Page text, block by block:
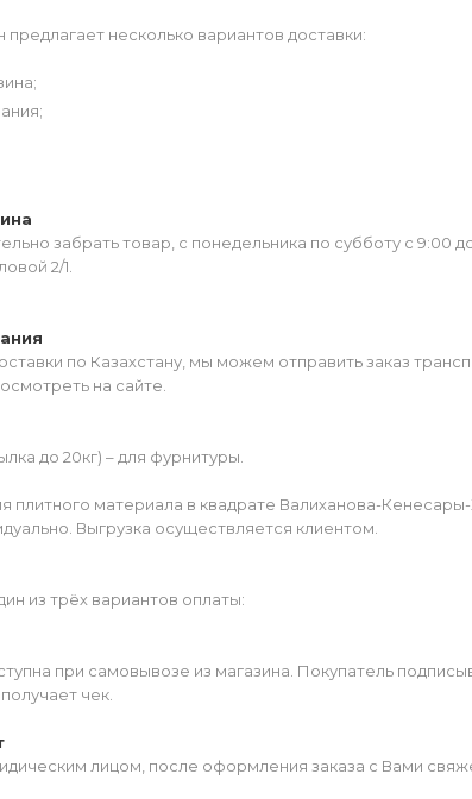
несколько вариантов доставки:
забрать товар, с понедельника по субботу с 9:00
2/1.
по Казахстану, мы можем отправить заказ
на сайте.
до 20кг) – для фурнитуры.
плитного материала в квадрате Валиханова-
Выгрузка осуществляется клиентом.
из трёх вариантов оплаты:
при самовывозе из магазина. Покупатель
чек.
лицом, после оформления заказа с Вами